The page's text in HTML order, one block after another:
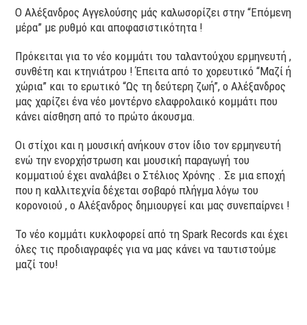
Ο Αλέξανδρος Αγγελούσης μάς καλωσορίζει στην “Επόμενη
μέρα” με ρυθμό και αποφασιστικότητα !
Πρόκειται για το νέο κομμάτι του ταλαντούχου ερμηνευτή ,
συνθέτη και κτηνιάτρου ! Έπειτα από το χορευτικό “Μαζί ή
χώρια” και το ερωτικό “Ως τη δεύτερη ζωή”, ο Αλέξανδρος
μας χαρίζει ένα νέο μοντέρνο ελαφρολαικό κομμάτι που
κάνει αίσθηση από το πρώτο άκουσμα.
Οι στίχοι και η μουσική ανήκουν στον ίδιο τον ερμηνευτή
ενώ την ενορχήστρωση και μουσική παραγωγή του
κομματιού έχει αναλάβει ο Στέλιος Χρόνης . Σε μια εποχή
που η καλλιτεχνία δέχεται σοβαρό πλήγμα λόγω του
κορονοιού , ο Αλέξανδρος δημιουργεί και μας συνεπαίρνει !
Το νέο κομμάτι κυκλοφορεί από τη Spark Records και έχει
όλες τις προδιαγραφές για να μας κάνει να ταυτιστούμε
μαζί του!